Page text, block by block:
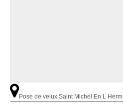
Pose de velux Saint Michel En L Herm